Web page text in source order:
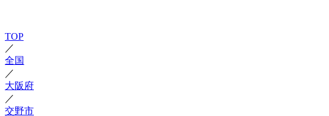
TOP
／
全国
／
大阪府
／
交野市